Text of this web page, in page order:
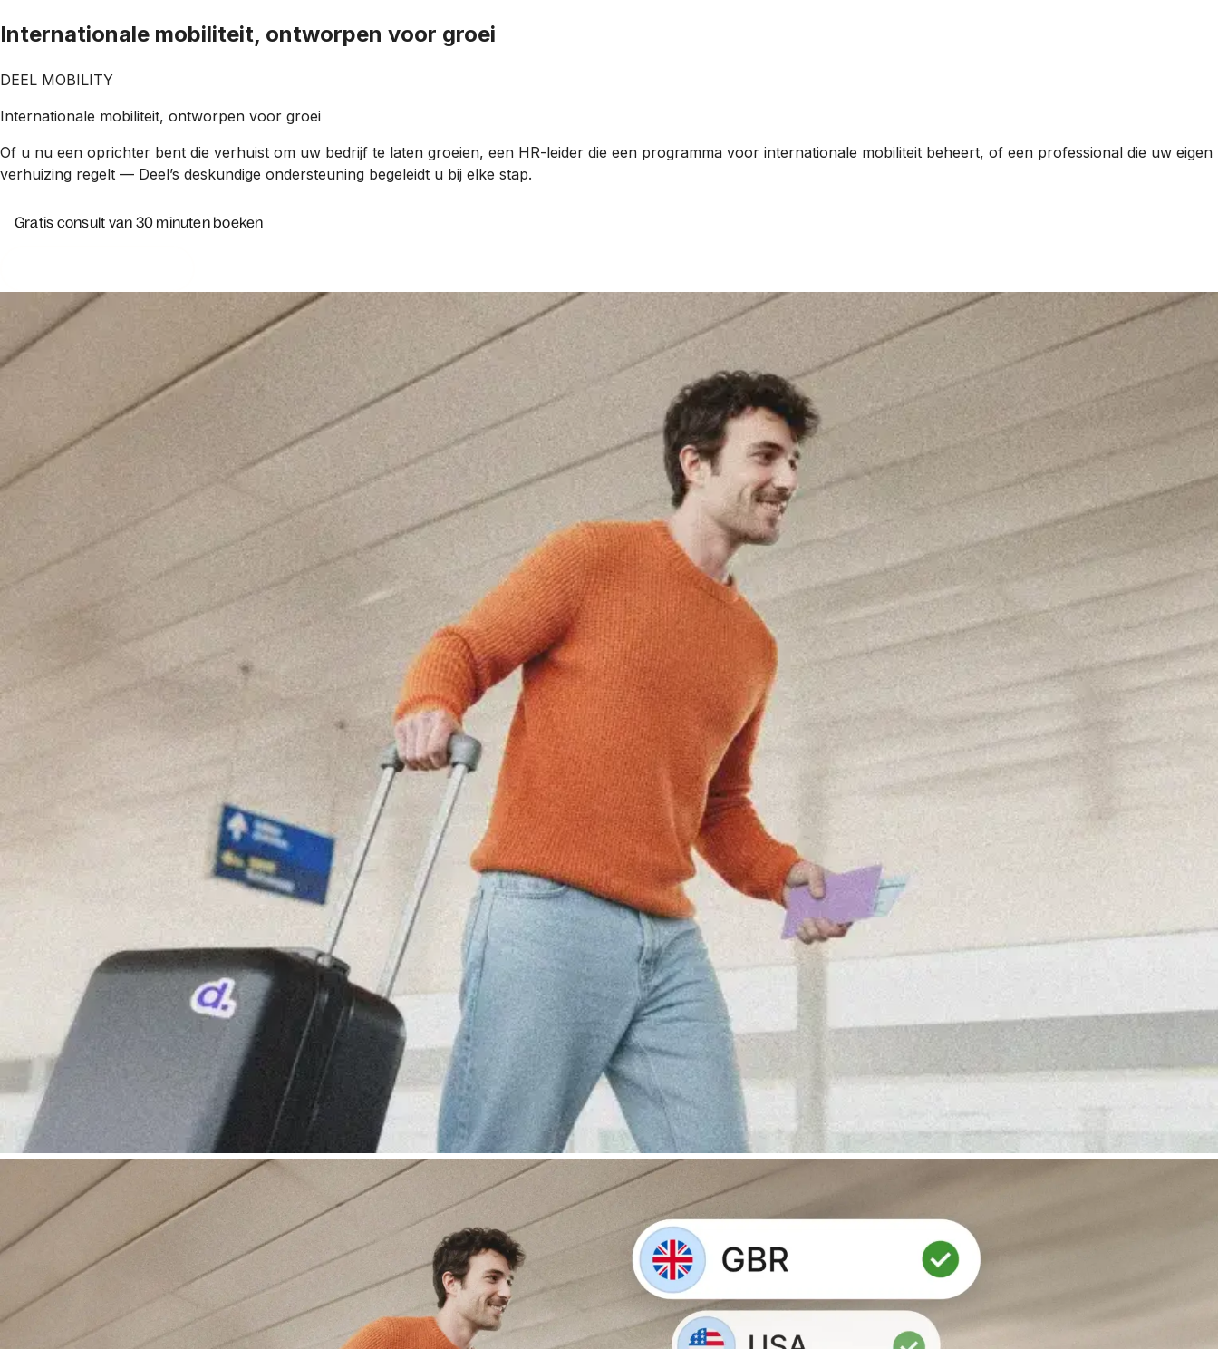
Internationale mobiliteit, ontworpen voor groei
DEEL MOBILITY
Internationale mobiliteit, ontworpen voor groei
Of u nu een oprichter bent die verhuist om uw bedrijf te laten groeien, een HR-leider die een programma voor internationale mobiliteit beheert, of een professional die uw eigen
verhuizing regelt — Deel’s deskundige ondersteuning begeleidt u bij elke stap.
Gratis consult van 30 minuten boeken